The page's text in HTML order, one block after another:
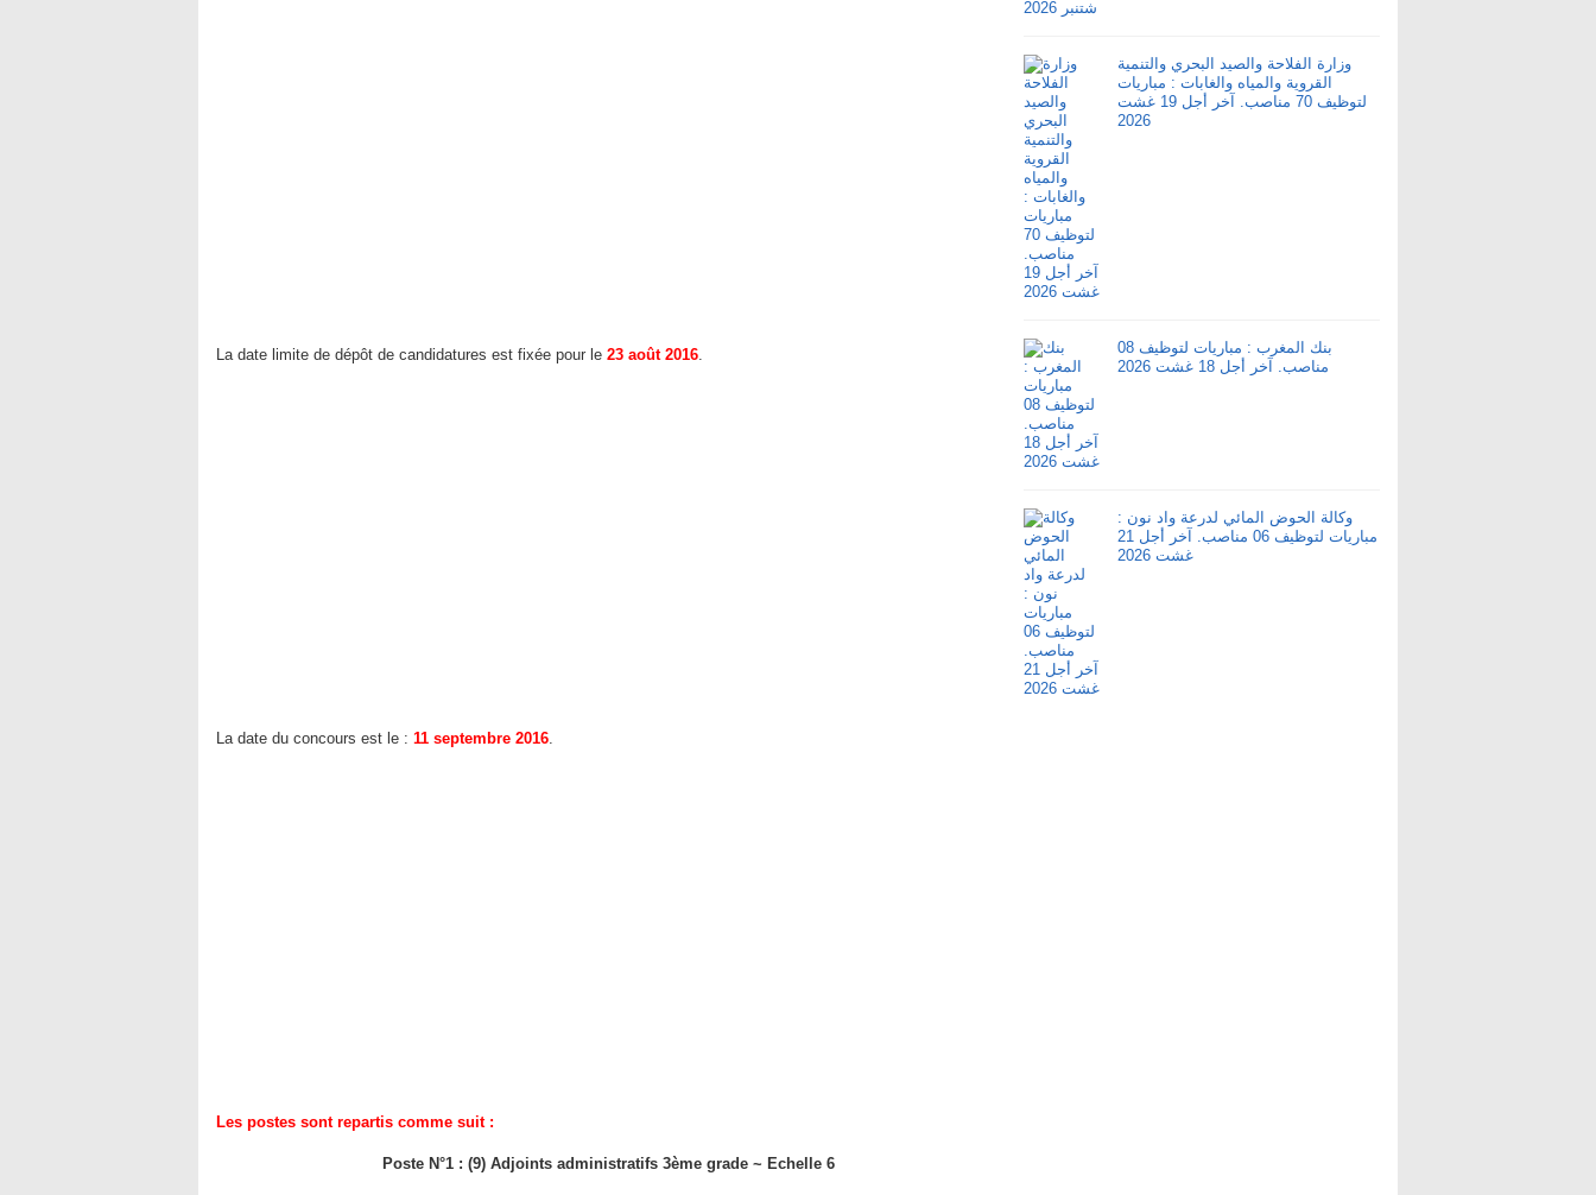
La date limite de dépôt de candidatures est fixée pour le 23 août 2016.
La date du concours est le : 11 septembre 2016.
Les postes sont repartis comme suit :
Poste N°1 : (9) Adjoints administratifs 3ème grade ~ Echelle 6
وزارة الفلاحة والصيد البحري والتنمية
القروية والمياه والغابات : مباريات
لتوظيف 70 مناصب. آخر أجل 19 غشت
2026
بنك المغرب : مباريات لتوظيف 08
مناصب. آخر أجل 18 غشت 2026
وكالة الحوض المائي لدرعة واد نون :
مباريات لتوظيف 06 مناصب. آخر أجل 21
غشت 2026